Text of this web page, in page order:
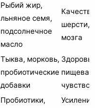
Рыбий жир,
льняное семя,
подсолнечное
масло
шерсти,
мозга
Тыква, морковь,
пробиотические
добавки
чувство
Пробиотики,
Усиление